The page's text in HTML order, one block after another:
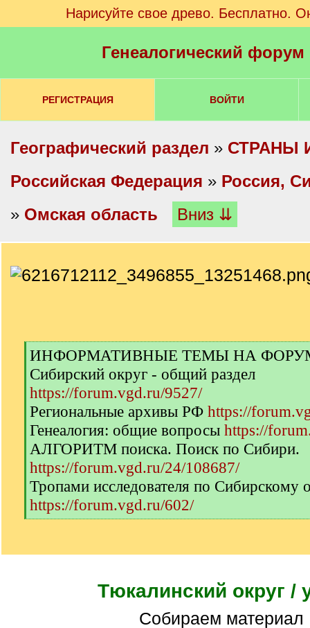
Нарисуйте свое древо. Бесплатно.
Генеалогический
РЕГИСТРАЦИЯ ВОЙТИ
Географический раздел » СТРАНЫ
Российская Федерация » Россия,
» Омская область Вниз ⇊
[
q
]
ИНФОРМАТИВНЫЕ ТЕМЫ НА
Сибирский округ - общий раздел
https://forum.vgd.ru/9527/
Региональные архивы РФ https://
Генеалогия: общие вопросы https://
АЛГОРИТМ поиска. Поиск по Сибири.
https://forum.vgd.ru/24/108687/
Тропами исследователя по Сибирскому
https://forum.vgd.ru/602/
[
]
Тюкалинский округ /
Собираем материал